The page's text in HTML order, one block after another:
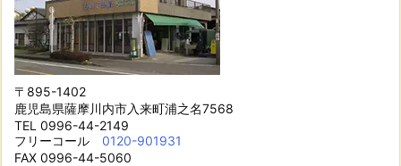
〒895-1402
鹿児島県薩摩川内市入来町浦之名7568
TEL 0996-44-2149
フリーコール 0120-901931
FAX 0996-44-5060